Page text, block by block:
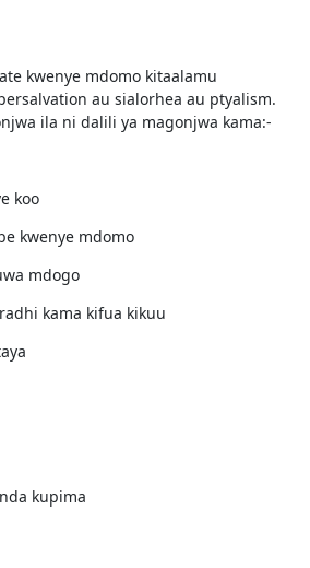
kwenye mdomo kitaalamu
au sialorhea au ptyalism.
ila ni dalili ya magonjwa kama:-
koo
kwenye mdomo
mdogo
kama kifua kikuu
kupima